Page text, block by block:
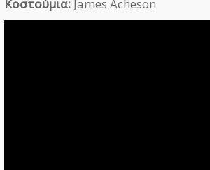
Κοστούμια: James Acheson